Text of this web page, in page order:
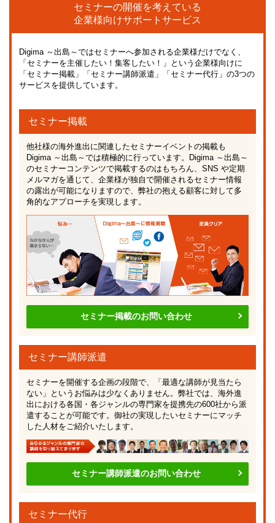
セミナーの開催を考えている
企業様向けサポートサービス
Digima ～出島～ではセミナーへ参加される企業様だけでなく、
「セミナーを主催したい！集客したい！」という企業様向けに
「セミナー掲載」「セミナー講師派遣」「セミナー代行」の3つの
サービスを提供しています。
セミナー掲載
他社様の海外進出に関連したセミナーイベントの掲載も
Digima ～出島～では積極的に行っています。Digima ～出島～
のセミナーコンテンツで掲載するのはもちろん、SNS や定期
メルマガを通じて、企業様が独自で開催されるセミナー情報
の露出が可能になりますので、弊社の抱える顧客に対して多
角的なアプローチを実現します。
セミナー掲載のお問い合わせ
セミナー講師派遣
セミナーを開催する企画の段階で、「最適な講師が見当たら
ない」というお悩みは少なくありません。弊社では、海外進
出における各国・各ジャンルの専門家を提携先の600社から派
遣することが可能です。御社の実現したいセミナーにマッチ
した人材をご紹介いたします。
セミナー講師派遣のお問い合わせ
セミナー代行